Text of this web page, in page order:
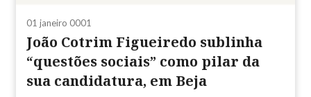
01 janeiro 0001
João Cotrim Figueiredo sublinha
“questões sociais” como pilar da
sua candidatura, em Beja